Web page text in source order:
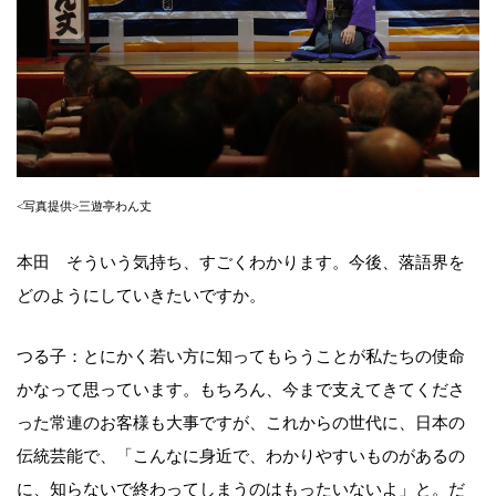
<写真提供>三遊亭わん丈
本田 そういう気持ち、すごくわかります。今後、落語界を
どのようにしていきたいですか。
つる子：とにかく若い方に知ってもらうことが私たちの使命
かなって思っています。もちろん、今まで支えてきてくださ
った常連のお客様も大事ですが、これからの世代に、日本の
伝統芸能で、「こんなに身近で、わかりやすいものがあるの
に、知らないで終わってしまうのはもったいないよ」と。だ